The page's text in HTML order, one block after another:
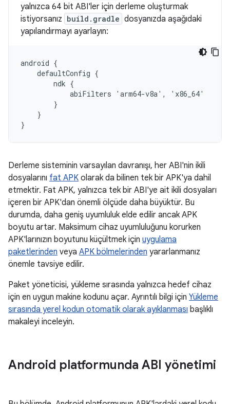
yalnızca 64 bit ABI'ler için derleme oluşturmak
istiyorsanız build.gradle dosyanızda aşağıdaki
yapılandırmayı ayarlayın:
android {
    defaultConfig {
        ndk {
            abiFilters 'arm64-v8a', 'x86_64'
        }
    }
Derleme sisteminin varsayılan davranışı, her ABI'nin ikili
dosyalarını fat APK olarak da bilinen tek bir APK'ya dahil
etmektir. Fat APK, yalnızca tek bir ABI'ye ait ikili dosyaları
içeren bir APK'dan önemli ölçüde daha büyüktür. Bu
durumda, daha geniş uyumluluk elde edilir ancak APK
boyutu artar. Maksimum cihaz uyumluluğunu korurken
APK'larınızın boyutunu küçültmek için uygulama
paketlerinden veya APK bölmelerinden yararlanmanız
önemle tavsiye edilir.
Paket yöneticisi, yükleme sırasında yalnızca hedef cihaz
için en uygun makine kodunu açar. Ayrıntılı bilgi için Yükleme
sırasında yerel kodun otomatik olarak ayıklanması başlıklı
makaleyi inceleyin.
Android platformunda ABI yönetimi